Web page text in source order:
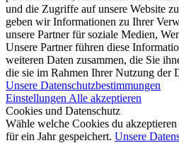
und die Zugriffe auf unsere Website
geben wir Informationen zu Ihrer
unsere Partner für soziale Medien,
Unsere Partner führen diese
weiteren Daten zusammen, die Sie
die sie im Rahmen Ihrer Nutzung der
Unsere Datenschutzbestimmungen
Einstellungen Alle akzeptieren
Cookies und Datenschutz
Wähle welche Cookies du
für ein Jahr gespeichert. Unsere